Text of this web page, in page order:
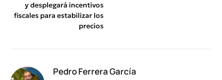
y desplegará incentivos
fiscales para estabilizar los
precios
Pedro Ferrera García